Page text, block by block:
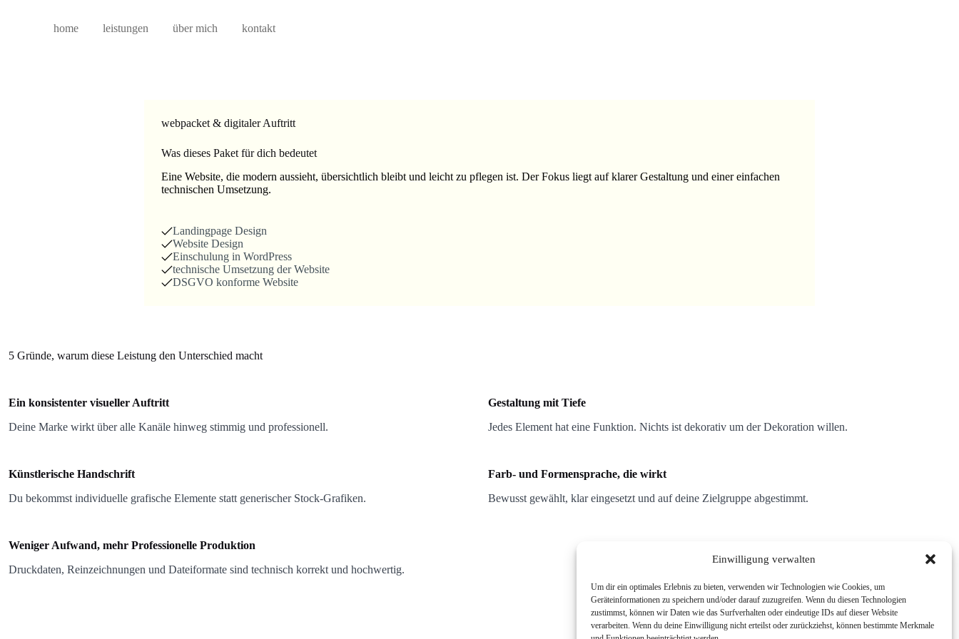
Einwilligung verwalten
Um dir ein optimales Erlebnis zu bieten, verwenden wir Technologien wie Cookies, um
Geräteinformationen zu speichern und/oder darauf zuzugreifen. Wenn du diesen Technologien
zustimmst, können wir Daten wie das Surfverhalten oder eindeutige IDs auf dieser Website
verarbeiten. Wenn du deine Einwilligung nicht erteilst oder zurückziehst, können bestimmte Merkmale
home leistungen über mich kontakt
webpacket & digitaler Auftritt
Was dieses Paket für dich bedeutet
Eine Website, die modern aussieht, übersichtlich bleibt und leicht zu pflegen ist. Der Fokus liegt auf klarer Gestaltung und einer einfachen
technischen Umsetzung.
Landingpage Design
Website Design
Einschulung in WordPress
technische Umsetzung der Website
DSGVO konforme Website
5 Gründe, warum diese Leistung den Unterschied macht
Ein konsistenter visueller Auftritt
Deine Marke wirkt über alle Kanäle hinweg stimmig und professionell.
Gestaltung mit Tiefe
Jedes Element hat eine Funktion. Nichts ist dekorativ um der Dekoration willen.
Künstlerische Handschrift
Du bekommst individuelle grafische Elemente statt generischer Stock‑Grafiken.
Farb- und Formensprache, die wirkt
Bewusst gewählt, klar eingesetzt und auf deine Zielgruppe abgestimmt.
Weniger Aufwand, mehr Professionelle Produktion
Druckdaten, Reinzeichnungen und Dateiformate sind technisch korrekt und hochwertig.